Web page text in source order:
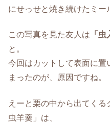
にせっせと焼き続けたミー
この写真を見た友人は 「
と。
今回はカットして表面に置
まったのが、原因ですね。
えーと栗の中から出てく
虫羊羹」は、